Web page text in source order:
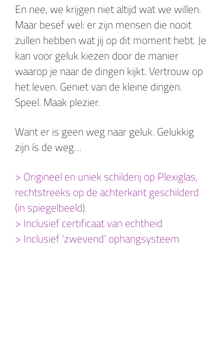
En nee, we krijgen niet altijd wat we willen.
Maar besef wel: er zijn mensen die nooit
zullen hebben wat jij op dit moment hebt. Je
kan voor geluk kiezen door de manier
waarop je naar de dingen kijkt. Vertrouw op
het leven. Geniet van de kleine dingen.
Speel. Maak plezier.
Want er is geen weg naar geluk. Gelukkig
zijn ís de weg…
> Origineel en uniek schilderij op Plexiglas,
rechtstreeks op de achterkant geschilderd
(in spiegelbeeld).
> Inclusief certificaat van echtheid
> Inclusief ‘zwevend’ ophangsysteem